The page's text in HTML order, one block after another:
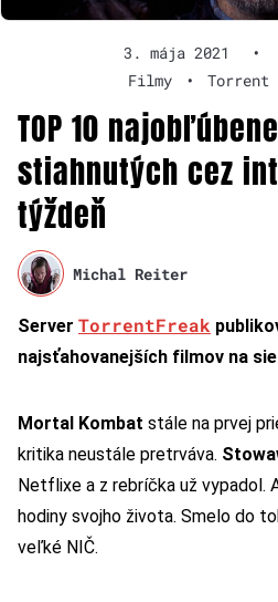
3. mája 2021 •
Filmy
• Torrent
TOP 10
stiahnutých cez
týždeň
Michal Reiter
Server TorrentFreak
najsťahovanejších filmov na
Mortal Kombat stále na prvej
kritika neustále pretrváva.
Netflixe a z rebríčka už vypadol.
hodiny svojho života. Smelo do
veľké NIČ.